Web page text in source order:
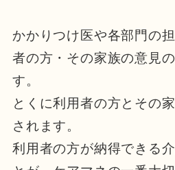
かかりつけ医や各部門の
者の方・その家族の意見
す。
とくに利用者の方とその
されます。
利用者の方が納得できる